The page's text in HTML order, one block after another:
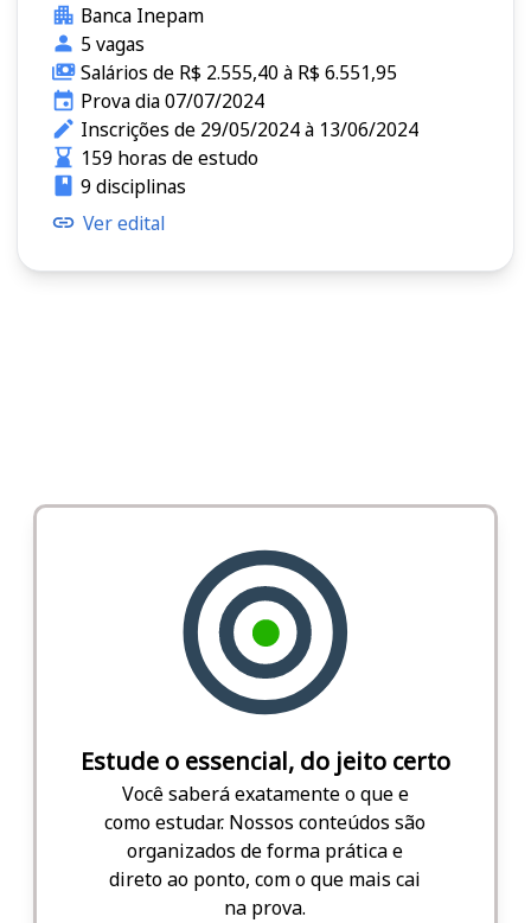
Banca Inepam
5 vagas
Salários de R$ 2.555,40 à R$ 6.551,95
Prova dia 07/07/2024
Inscrições de 29/05/2024 à 13/06/2024
159 horas de estudo
9 disciplinas
Ver edital
Estude o essencial, do jeito certo
Você saberá exatamente o que e
como estudar. Nossos conteúdos são
organizados de forma prática e
direto ao ponto, com o que mais cai
na prova.